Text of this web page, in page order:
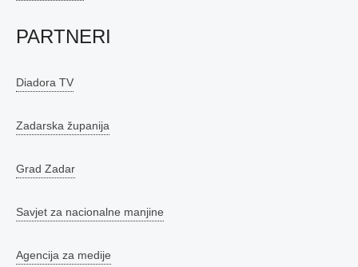
PARTNERI
Diadora TV
Zadarska županija
Grad Zadar
Savjet za nacionalne manjine
Agencija za medije